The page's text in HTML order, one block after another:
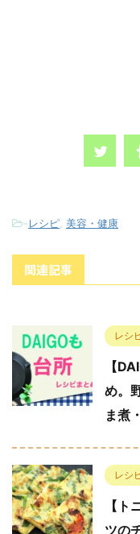
-レシピ 美容・健康
関連記事
レシ
【
め。
ま煮
レシ
【
ツの